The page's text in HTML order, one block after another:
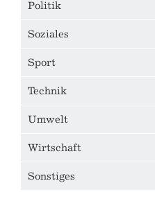
Politik
Soziales
Sport
Technik
Umwelt
Wirtschaft
Sonstiges